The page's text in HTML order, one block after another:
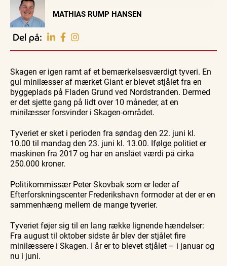
Visit Vendsyssel
EVENTKALENDER
Oplev events i
Vendsyssel
natur og lokale events.
Se events
Skagen
med
Bedford
bussen
8. aug.
Skagen
Bedford
bussen
8. aug.
Skagen
søsiden
med
MATHIAS RUMP HANSEN
Del på:
Skagen er igen ramt af et bemærkelsesværdigt tyveri. En
gul minilæsser af mærket Giant er blevet stjålet fra en
byggeplads på Fladen Grund ved Nordstranden. Dermed
er det sjette gang på lidt over 10 måneder, at en
minilæsser forsvinder i Skagen-området.
Tyveriet er sket i perioden fra søndag den 22. juni kl.
10.00 til mandag den 23. juni kl. 13.00. Ifølge politiet er
maskinen fra 2017 og har en anslået værdi på cirka
250.000 kroner.
Politikommissær Peter Skovbak som er leder af
Efterforskningscenter Frederikshavn formoder at der er en
sammenhæng mellem de mange tyverier.
Tyveriet føjer sig til en lang række lignende hændelser:
Fra august til oktober sidste år blev der stjålet fire
minilæssere i Skagen. I år er to blevet stjålet – i januar og
nu i juni.